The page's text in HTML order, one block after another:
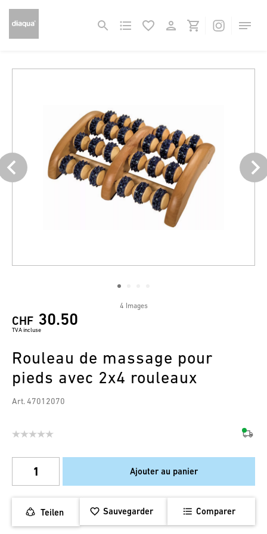
4 Images
CHF 30.50
TVA incluse
Rouleau de massage pour
pieds avec 2x4 rouleaux
Art. 47012070
Ajouter au panier
Teilen Sauvegarder Comparer